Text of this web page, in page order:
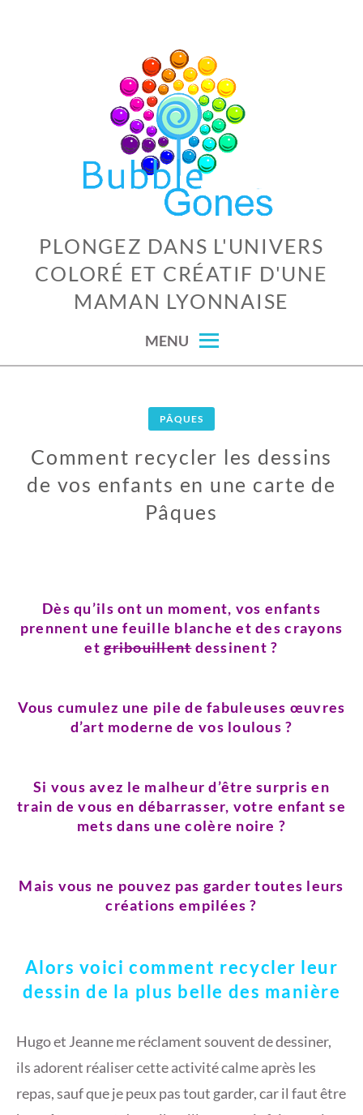
PLONGEZ DANS L'UNIVERS
COLORÉ ET CRÉATIF D'UNE
MAMAN LYONNAISE
MENU
PÂQUES
Comment recycler les dessins
de vos enfants en une carte de
Pâques
R
1
Dès qu’ils ont un moment, vos enfants
prennent une feuille blanche et des crayons
etgribouillentdessinent ?
Vous cumulez une pile de fabuleuses œuvres
d’art moderne de vos loulous ?
Si vous avez le malheur d’être surpris en
train de vous en débarrasser, votre enfant se
mets dans une colère noire ?
Mais vous ne pouvez pas garder toutes leurs
créations empilées ?
Alors voici comment recycler leur
dessin de la plus belle des manière
Hugo et Jeanne me réclament souvent de dessiner,
ils adorent réaliser cette activité calme après les
repas, sauf que je peux pas tout garder, car il faut être